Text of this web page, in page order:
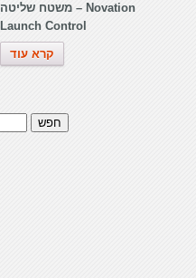
משטח שליטה – Novation
Launch Control
קרא עוד